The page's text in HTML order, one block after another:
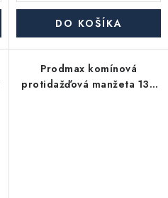
DO KOŠÍKA
Prodmax komínová
protidažďová manžeta 130